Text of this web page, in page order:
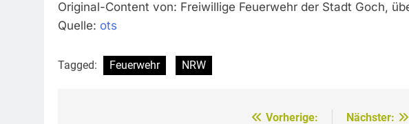
Original-Content von: Freiwillige Feuerwehr der Stadt Goch,
Quelle: ots
Tagged: Feuerwehr NRW
Vorherige:
Nächster: